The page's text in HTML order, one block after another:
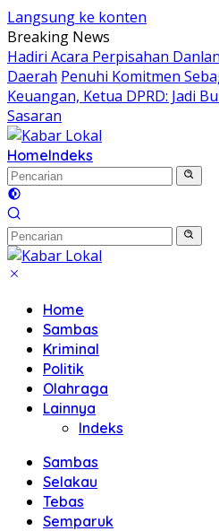
Langsung ke konten
Breaking News
Hadiri Acara Perpisahan
Daerah Penuhi Komitmen
Keuangan, Ketua DPRD: Jadi
Sasaran
HomeIndeks
Home
Sambas
Kriminal
Politik
Olahraga
Lainnya
Indeks
Sambas
Selakau
Tebas
Semparuk